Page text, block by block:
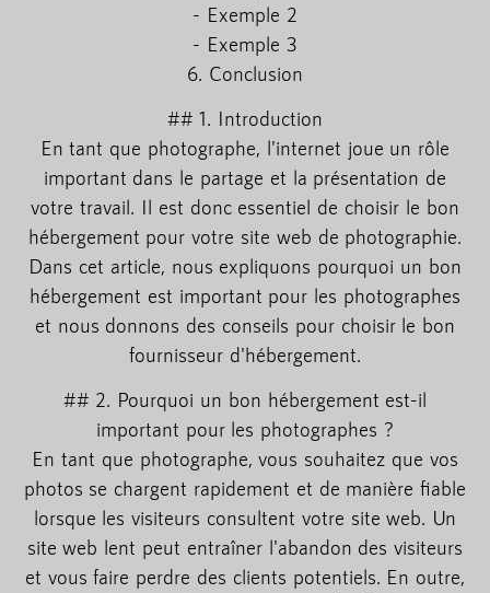
- Exemple 2
- Exemple 3
6. Conclusion
## 1. Introduction
En tant que photographe, l'internet joue un rôle
important dans le partage et la présentation de
votre travail. Il est donc essentiel de choisir le bon
hébergement pour votre site web de photographie.
Dans cet article, nous expliquons pourquoi un bon
hébergement est important pour les photographes
et nous donnons des conseils pour choisir le bon
fournisseur d'hébergement.
## 2. Pourquoi un bon hébergement est-il
important pour les photographes ?
En tant que photographe, vous souhaitez que vos
photos se chargent rapidement et de manière fiable
lorsque les visiteurs consultent votre site web. Un
site web lent peut entraîner l'abandon des visiteurs
et vous faire perdre des clients potentiels. En outre,